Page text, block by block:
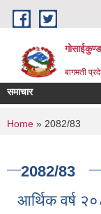
Skip to main content
बागमती
समाचार
You are
Home » 2082/83
2082/83
आर्थिक वर्ष